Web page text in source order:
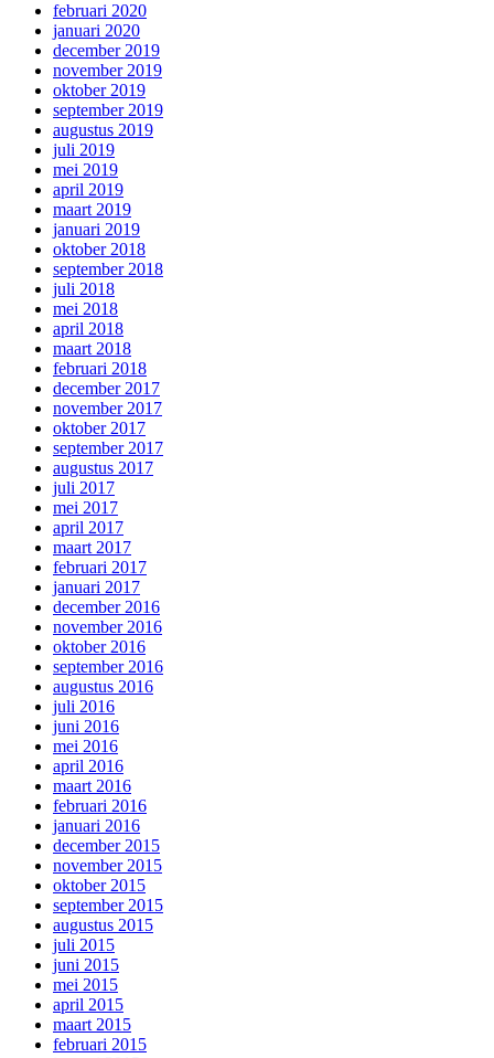
februari 2020
januari 2020
december 2019
november 2019
oktober 2019
september 2019
augustus 2019
juli 2019
mei 2019
april 2019
maart 2019
januari 2019
oktober 2018
september 2018
juli 2018
mei 2018
april 2018
maart 2018
februari 2018
december 2017
november 2017
oktober 2017
september 2017
augustus 2017
juli 2017
mei 2017
april 2017
maart 2017
februari 2017
januari 2017
december 2016
november 2016
oktober 2016
september 2016
augustus 2016
juli 2016
juni 2016
mei 2016
april 2016
maart 2016
februari 2016
januari 2016
december 2015
november 2015
oktober 2015
september 2015
augustus 2015
juli 2015
juni 2015
mei 2015
april 2015
maart 2015
februari 2015